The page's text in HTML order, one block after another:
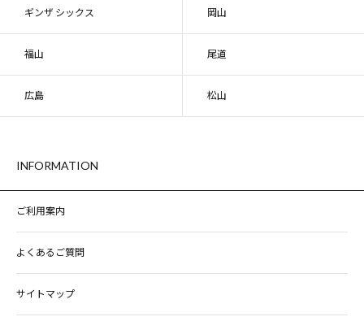
ギンザ シックス 岡山
福山 尾道
広島 松山
INFORMATION
ご利用案内
よくあるご質問
サイトマップ